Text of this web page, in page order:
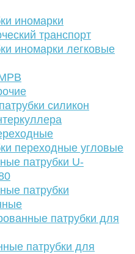
иномарки
транспорт
иномарки легковые
силикон
переходные угловые
патрубки U-
патрубки
патрубки для
патрубки для